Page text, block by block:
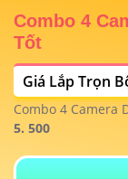
Combo 4
Tốt
Giá Lắp Trọn
Combo 4 Camera
5. 500